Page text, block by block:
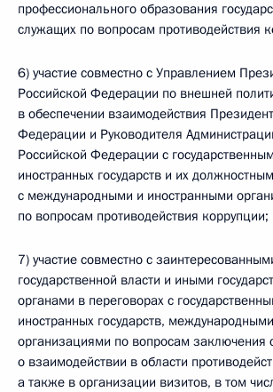
профессионального образования
служащих по вопросам противодействия
6) участие совместно с Управлением
Российской Федерации по внешней
в обеспечении взаимодействия
Федерации и Руководителя
Российской Федерации с
иностранных государств и их
с международными и иностранными
по вопросам противодействия коррупции;
7) участие совместно с
государственной власти и иными
органами в переговорах с
иностранных государств,
организациями по вопросам заключения
о взаимодействии в области
а также в организации визитов, в том